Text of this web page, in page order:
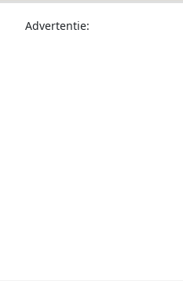
Advertentie: